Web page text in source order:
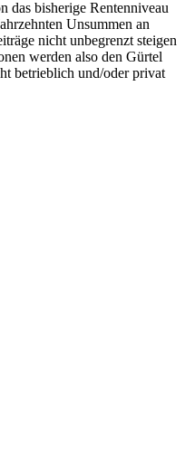
das bisherige Rentenniveau
Unsummen an
nicht unbegrenzt steigen
werden also den Gürtel
betrieblich und/oder privat